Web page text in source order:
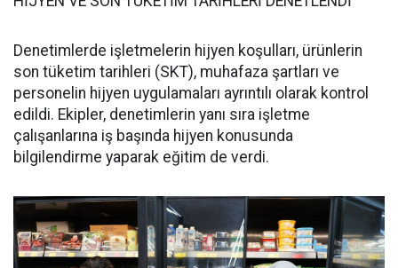
Denetimlerde işletmelerin hijyen koşulları, ürünlerin
son tüketim tarihleri (SKT), muhafaza şartları ve
personelin hijyen uygulamaları ayrıntılı olarak kontrol
edildi. Ekipler, denetimlerin yanı sıra işletme
çalışanlarına iş başında hijyen konusunda
bilgilendirme yaparak eğitim de verdi.